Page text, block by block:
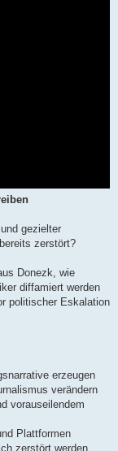
gezielter
zerstört?
Donezk, wie
diffamiert werden
politischer Eskalation
erzeugen
verändern
vorauseilendem
Plattformen
zerstört werden